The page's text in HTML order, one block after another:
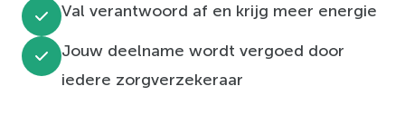
Val verantwoord af en krijg meer energie
Jouw deelname wordt vergoed door
iedere zorgverzekeraar